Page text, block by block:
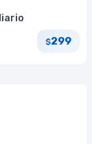
$299